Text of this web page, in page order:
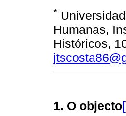
*
Humanas,
Históricos,
1. O objecto